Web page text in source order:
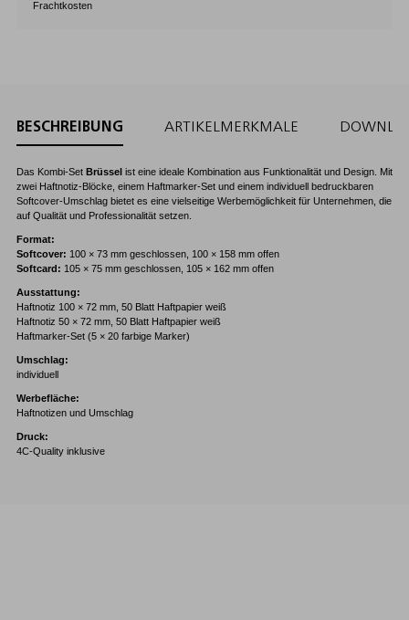
Frachtkosten
BESCHREIBUNG ARTIKELMERKMALE
Das Kombi-Set Brüssel ist eine ideale Kombination aus Funktionalität und Design. Mit
zwei Haftnotiz-Blöcke, einem Haftmarker-Set und einem individuell bedruckbaren
Softcover-Umschlag bietet es eine vielseitige Werbemöglichkeit für Unternehmen, die
auf Qualität und Professionalität setzen.
Format:
Softcover: 100 × 73 mm geschlossen, 100 × 158 mm offen
Softcard: 105 × 75 mm geschlossen, 105 × 162 mm offen
Ausstattung:
Haftnotiz 100 × 72 mm, 50 Blatt Haftpapier weiß
Haftnotiz 50 × 72 mm, 50 Blatt Haftpapier weiß
Haftmarker-Set (5 × 20 farbige Marker)
Umschlag:
individuell
Werbefläche:
Haftnotizen und Umschlag
Druck:
4C-Quality inklusive